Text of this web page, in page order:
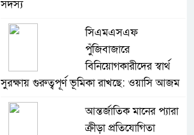
সদস্য
সিএমএসএফ
পুঁজিবাজারে
বিনিয়োগকারীদের স্বার্থ
সুরক্ষায় গুরুত্বপূর্ণ ভূমিকা রাখছে: ওয়াসি আজম
আন্তর্জাতিক মানের প্যারা
ক্রীড়া প্রতিযোগিতা